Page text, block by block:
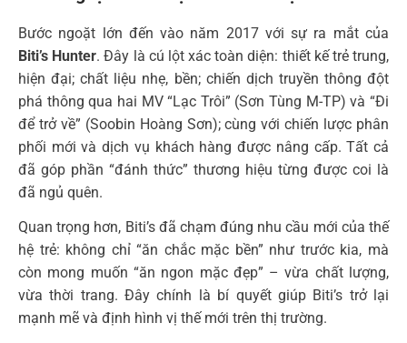
Bước ngoặt lớn đến vào năm 2017 với sự ra mắt của
Biti’s Hunter. Đây là cú lột xác toàn diện: thiết kế trẻ trung,
hiện đại; chất liệu nhẹ, bền; chiến dịch truyền thông đột
phá thông qua hai MV “Lạc Trôi” (Sơn Tùng M-TP) và “Đi
để trở về” (Soobin Hoàng Sơn); cùng với chiến lược phân
phối mới và dịch vụ khách hàng được nâng cấp. Tất cả
đã góp phần “đánh thức” thương hiệu từng được coi là
đã ngủ quên.
Quan trọng hơn, Biti’s đã chạm đúng nhu cầu mới của thế
hệ trẻ: không chỉ “ăn chắc mặc bền” như trước kia, mà
còn mong muốn “ăn ngon mặc đẹp” – vừa chất lượng,
vừa thời trang. Đây chính là bí quyết giúp Biti’s trở lại
mạnh mẽ và định hình vị thế mới trên thị trường.